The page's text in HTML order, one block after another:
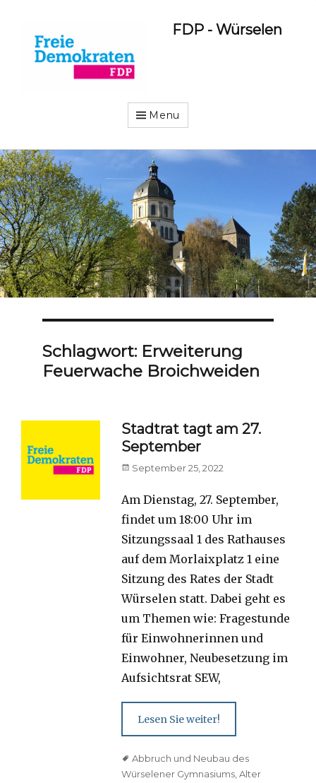
FDP - Würselen
Menu
Schlagwort: Erweiterung
Feuerwache Broichweiden
Stadtrat tagt am 27.
September
Posted
September 25, 2022
Am Dienstag, 27. September,
findet um 18:00 Uhr im
Sitzungssaal 1 des Rathauses
auf dem Morlaixplatz 1 eine
Sitzung des Rates der Stadt
Würselen statt. Dabei geht es
um Themen wie: Fragestunde
für Einwohnerinnen und
Einwohner, Neubesetzung im
Aufsichtsrat SEW,
Lesen Sie weiter!
TagsAbbruch und Neubau des
Würselener Gymnasiums ,Alter